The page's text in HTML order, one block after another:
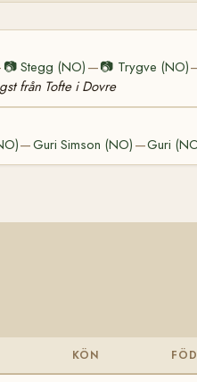
📷Stegg (NO) —📷 Trygve (NO)
från Tofte i Dovre
—Guri Simson (NO) —Guri
KÖN